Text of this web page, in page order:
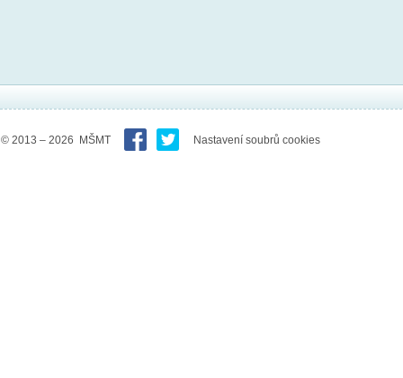
© 2013 – 2026 MŠMT Nastavení soubrů cookies